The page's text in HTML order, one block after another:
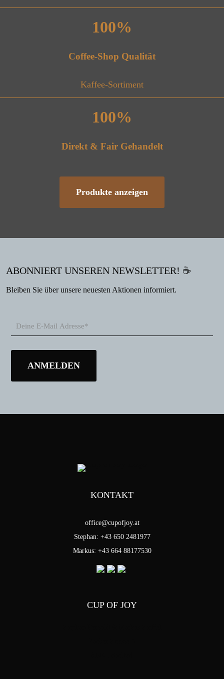
100%
Coffee-Shop Qualität
Kaffee-Sortiment
100%
Direkt & Fair Gehandelt
Produkte anzeigen
ABONNIERT UNSEREN NEWSLETTER! ☕
Bleiben Sie über unsere neuesten Aktionen informiert.
KONTAKT
office@cupofjoy.at
Stephan: +43 650 2481977
Markus: +43 664 88177530
CUP OF JOY